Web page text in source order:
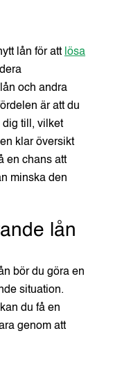
lån för att lösa
och andra
är att du
dig till, vilket
klar översikt
en chans att
minska den
lån
bör du göra en
situation.
du få en
genom att